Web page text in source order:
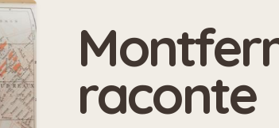
raconte